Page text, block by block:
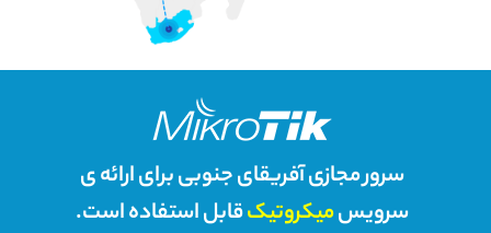
سرور مجازی آفریقای جنوبی برای ارائه ی
سرویسمیکروتیکقابل استفاده است.